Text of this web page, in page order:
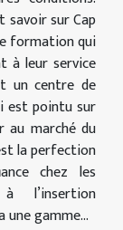
savoir sur Cap
formation qui
à leur service
un centre de
est pointu sur
au marché du
la perfection
chez les
l’insertion
gamme...